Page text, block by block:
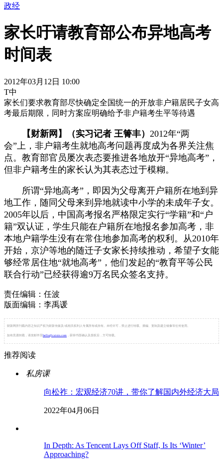
政经
家长吁请教育部公布异地高考
时间表
2012年03月12日 10:00
T中
家长们要求教育部尽快确定全国统一的开放非户籍居民子女高
考最后期限，同时方案应明确给予非户籍考生平等待遇
【财新网】（实习记者 王箐丰） 2012年“两
会”上，非户籍考生就地高考问题再度成为各界关注焦
点。教育部官员屡次表态要推进各地放开“异地高考”，
但非户籍考生的家长认为其表态过于模糊。
所谓“异地高考”，即因为父母离开户籍所在地到异
地工作，随同父母来到异地就读中小学的未成年子女。
2005年以后，中国高考报名严格限定实行“学籍”和“户
籍”双认证，学生只能在户籍所在地报名参加高考，非
本地户籍学生没有在常住地参加高考的权利。从2010年
开始，京沪等地的随迁子女家长持续推动，希望子女能
够经常居住地“就地高考”，他们发起的“教育平等公民
联合行动”已经获得逾9万名民众签名支持。
责任编辑：任波
版面编辑：李禹谖
财新网所刊载内容之知识产权为财新传媒及/或相关权利人专属所有或持有。未经许可，禁止进行转载、摘编、复制及建立镜像等任何使用。
如有意愿转载，请发邮件至 hello@caixin.com ，获得书面确认及授权后，方可转载。
推荐阅读
私房课
向松祚：宏观经济70讲，带你了解国内外经济大局
2022年04月06日
In Depth: As Tencent Lays Off Staff, Is Its ‘Winter’
Approaching?